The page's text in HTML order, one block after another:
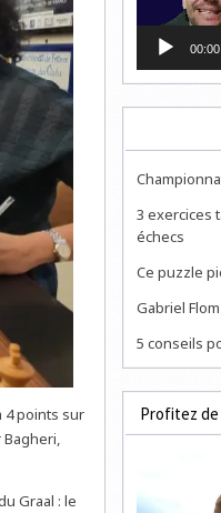
4 points sur
Bagheri,
Graal : le
00:00
3 exercices
échecs
Ce puzzle
Gabriel
5 conseils
Profitez de